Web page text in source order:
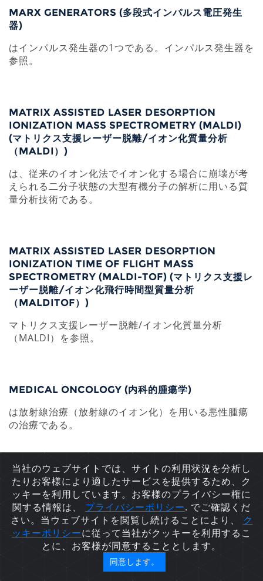
MARX GENERATORS (多段式インパルス電圧発生
器)
はインパルス発生器の1つである。インパルス発生器を
参照。
MATRIX ASSISTED LASER DESORPTION
IONIZATION MASS SPECTROMETRY (MALDI)
(マトリクス支援レーザー脱離/イオン化質量分析
（MALDI）)
は、従来のイオン化法でイオン化する場合に崩壊が考
えられる二分子状態の大型有機分子の解析に用いる質
量分析技術である。
MATRIX ASSISTED LASER DESORPTION
IONIZATION TIME OF FLIGHT MASS
SPECTROMETRY (MALDI-TOF) (マトリクス支援レ
ーザー脱離/イオン化飛行時間型質量分析
（MALDITOF）)
マトリクス支援レーザー脱離/イオン化質量分析
（MALDI）を参照。
MEDICAL ONCOLOGY (内科的腫瘍学)
は放射線治療（放射線のイオン化）を用いる悪性腫瘍
の治療である。
MEDICAL IRRADIATION (医学的放射線)
内科的腫瘍学を参照。
MEDICAL STERILIZATION (医療施設の滅菌)
は、γ線を使って移植組織や診断キット、カテーテル
当社のウェブサイトでは、サイトの利用状況を分析し
たりお客様により適したサービスを提供するため、ク
ッキーを利用しています。お客様のプライバシー権に
関する情報は、 プライバシーポリシー. でご確認くだ
さい。当ウェブサイトを閲覧し続けることにより、
ク
ッキーポリシーに従って当社がクッキーを利用するこ
とに、お客様が同意することとします。
同意します。